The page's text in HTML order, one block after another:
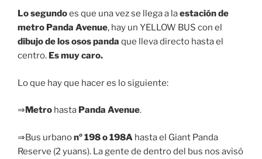
Lo segundoes que una vez se llega a laestación de
metro Panda Avenue, hay un YELLOW BUS con el
dibujo de los osos panda que lleva directo hasta el
centro. Es muy caro.
Lo que hay que hacer es lo siguiente:
⇒ Metro hasta Panda Avenue.
⇒Bus urbanonº 198 o 198A hasta el Giant Panda
Reserve (2 yuans). La gente de dentro del bus nos avisó